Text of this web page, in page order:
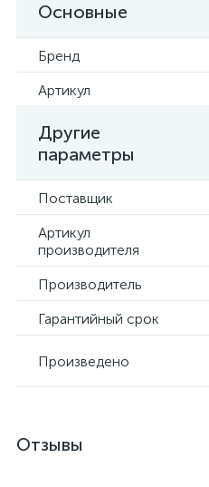
Основные
Бренд
Артикул
Другие
параметры
Поставщик
Артикул
производителя
Производитель
Гарантийный срок
Произведено
Отзывы